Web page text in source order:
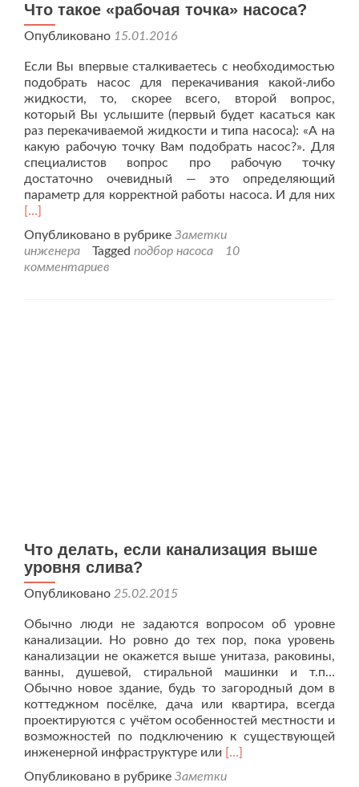
Что такое «рабочая точка» насоса?
Опубликовано 15.01.2016
Если Вы впервые сталкиваетесь с необходимостью
подобрать насос для перекачивания какой-либо
жидкости, то, скорее всего, второй вопрос,
который Вы услышите (первый будет касаться как
раз перекачиваемой жидкости и типа насоса): «А на
какую рабочую точку Вам подобрать насос?». Для
специалистов вопрос про рабочую точку
достаточно очевидный — это определяющий
параметр для корректной работы насоса. И для них
Читать
проЧто
такое
«рабочая
[…]
Опубликовано в рубрике Заметки
инженера
Tagged подбор насоса
10
комментариев
Что делать, если канализация выше
уровня слива?
Опубликовано 25.02.2015
Обычно люди не задаются вопросом об уровне
канализации. Но ровно до тех пор, пока уровень
канализации не окажется выше унитаза, раковины,
ванны, душевой, стиральной машинки и т.п…
Обычно новое здание, будь то загородный дом в
коттеджном посёлке, дача или квартира, всегда
проектируются с учётом особенностей местности и
возможностей по подключению к существующей
инженерной инфраструктуре или Читать
проЧто
[…]
Опубликовано в рубрике Заметки